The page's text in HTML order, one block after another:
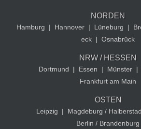
NORDEN
Hamburg | Hannover | Lüneburg |
eck | Osnabrück
NRW / HESSEN
Dortmund | Essen | Münster |
Frankfurt am Main
OSTEN
Leipzig | Magdeburg /
Berlin / Brandenburg